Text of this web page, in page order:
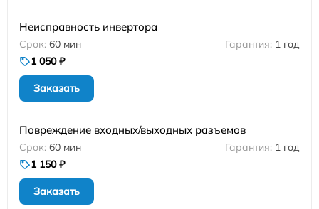
Неисправность инвертора
60 мин
1 год
1 050 ₽
Заказать
Повреждение входных/выходных разъемов
60 мин
1 год
1 150 ₽
Заказать